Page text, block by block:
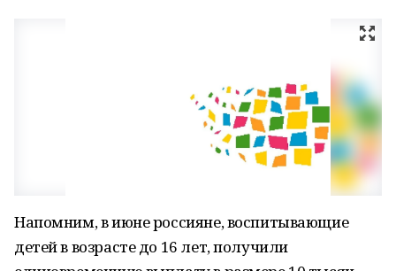
Напомним, в июне россияне, воспитывающие
детей в возрасте до 16 лет, получили